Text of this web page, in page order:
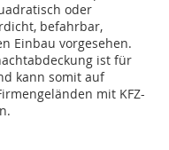
oder
befahrbar,
Einbau vorgesehen.
ist für
kann somit auf
mit KFZ-